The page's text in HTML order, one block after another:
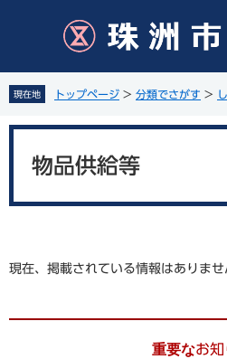
先
頭
で
を
飛
ば
現在地 トップページ > 分類でさがす >
物品供給等
現在、掲載されている情報はありませ
重要なお知